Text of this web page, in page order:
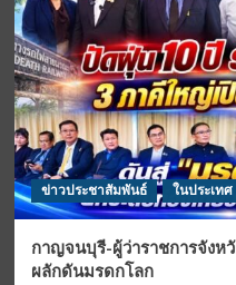
ข่าวประชาสัมพันธ์ ในประเทศ
กาญจนบุรี-ผู้ว่าราชการจัง
ผลักดันมรดกโลก